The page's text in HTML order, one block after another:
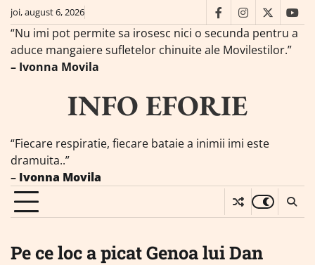
Skip
content
joi, august 6, 2026 facebookinstagram
twitter
“Nu imi pot permite sa irosesc nici o secunda pentru a
aduce mangaiere sufletelor chinuite ale Movilestilor.”
– Ivonna Movila
INFO EFORIE
“Fiecare respiratie, fiecare bataie a inimii imi este
dramuita..”
– Ivonna Movila
Pe ce loc a picat Genoa lui Dan